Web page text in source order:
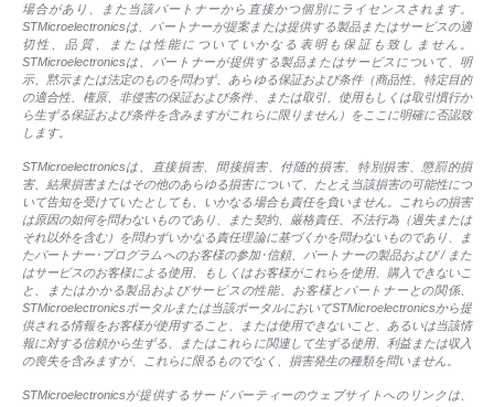
場合があり、また当該パートナーから直接かつ個別にライセンスされます。
STMicroelectronicsは、パートナーが提案または提供する製品またはサービスの適
切性、品質、または性能についていかなる表明も保証も致しません。
STMicroelectronicsは、パートナーが提供する製品またはサービスについて、明
示、黙示または法定のものを問わず、あらゆる保証および条件（商品性、特定目的
の適合性、権原、非侵害の保証および条件、または取引、使用もしくは取引慣行か
ら生ずる保証および条件を含みますがこれらに限りません）をここに明確に否認致
します。
STMicroelectronicsは、直接損害、間接損害、付随的損害、特別損害、懲罰的損
害、結果損害またはその他のあらゆる損害について、たとえ当該損害の可能性につ
いて告知を受けていたとしても、いかなる場合も責任を負いません。これらの損害
は原因の如何を問わないものであり、また契約、厳格責任、不法行為（過失または
それ以外を含む）を問わずいかなる責任理論に基づくかを問わないものであり、ま
たパートナー･プログラムへのお客様の参加･信頼、パートナーの製品および / また
はサービスのお客様による使用、もしくはお客様がこれらを使用、購入できないこ
と、またはかかる製品およびサービスの性能、お客様とパートナーとの関係、
STMicroelectronicsポータルまたは当該ポータルにおいてSTMicroelectronicsから提
供される情報をお客様が使用すること、または使用できないこと、あるいは当該情
報に対する信頼から生ずる、またはこれらに関連して生ずる使用、利益または収入
の喪失を含みますが、これらに限るものでなく、損害発生の種類を問いません。
STMicroelectronicsが提供するサードパーティーのウェブサイトへのリンクは、